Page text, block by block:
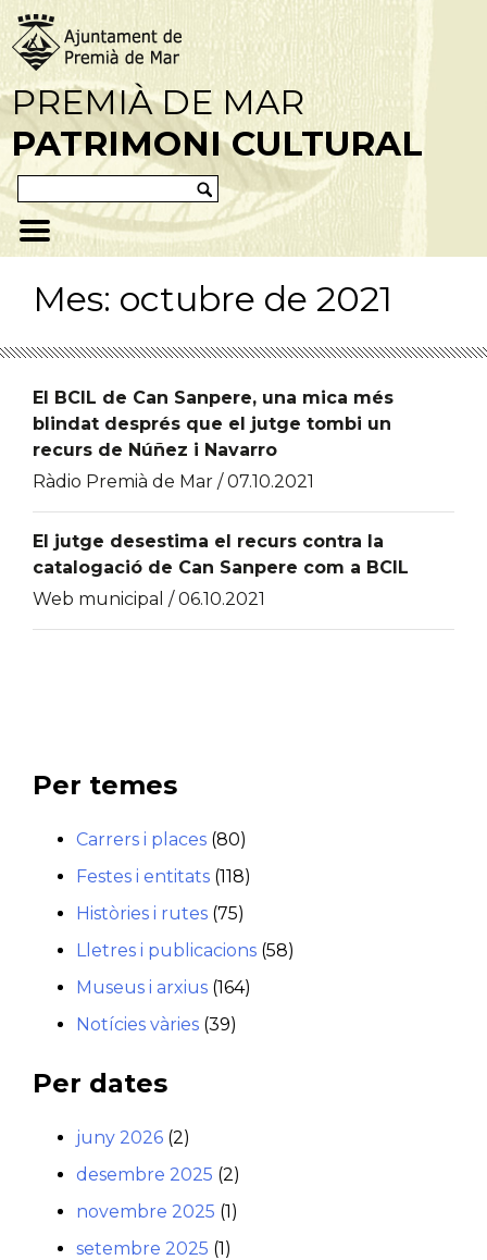
PREMIÀ DE MAR
PATRIMONI CULTURAL
Mes: octubre de 2021
El BCIL de Can Sanpere, una mica més
blindat després que el jutge tombi un
recurs de Núñez i Navarro
Ràdio Premià de Mar / 07.10.2021
El jutge desestima el recurs contra la
catalogació de Can Sanpere com a BCIL
Web municipal / 06.10.2021
Per temes
Carrers i places (80)
Festes i entitats (118)
Històries i rutes (75)
Lletres i publicacions (58)
Museus i arxius (164)
Notícies vàries (39)
Per dates
juny 2026 (2)
desembre 2025 (2)
novembre 2025 (1)
setembre 2025 (1)